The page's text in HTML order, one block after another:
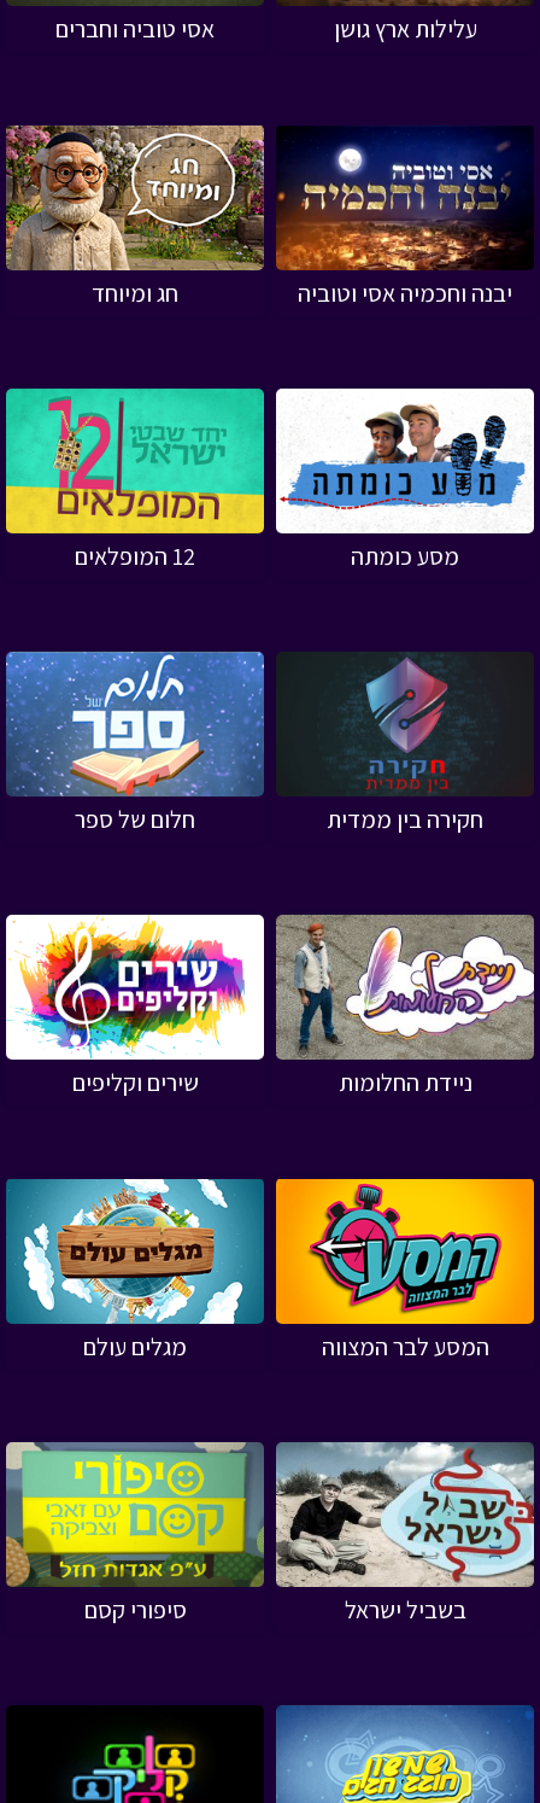
עלילות ארץ גושן אסי טוביה וחברים
יבנה וחכמיה אסי וטוביה חג ומיוחד
מסע כומתה 12 המופלאים
חקירה בין ממדית חלום של ספר
ניידת החלומות שירים וקליפים
המסע לבר המצווה מגלים עולם
בשביל ישראל סיפורי קסם